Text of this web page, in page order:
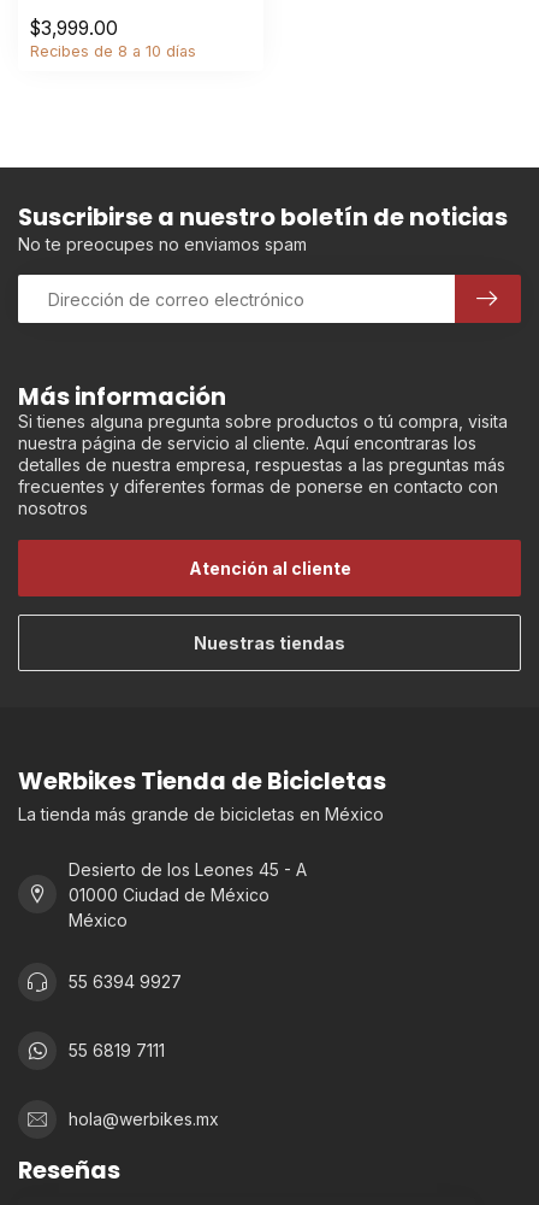
$3,999.00
Recibes de 8 a 10 días
Más información
Si tienes alguna pregunta sobre productos o tú compra, visita
nuestra página de servicio al cliente. Aquí encontraras los
detalles de nuestra empresa, respuestas a las preguntas más
frecuentes y diferentes formas de ponerse en contacto con
nosotros
Atención al cliente
Nuestras tiendas
Suscribirse a nuestro boletín de noticias
No te preocupes no enviamos spam
WeRbikes Tienda de Bicicletas
La tienda más grande de bicicletas en México
Desierto de los Leones 45 - A
01000 Ciudad de México
México
55 6394 9927
55 6819 7111
hola@werbikes.mx
Reseñas